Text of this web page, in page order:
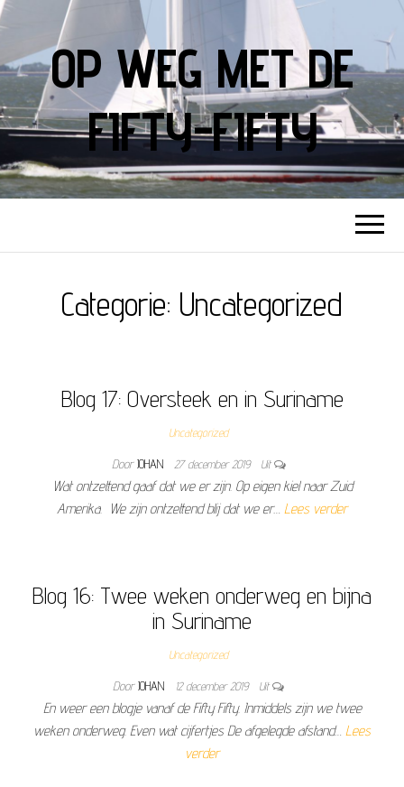
OP WEG MET DE
FIFTY-FIFTY
Categorie: Uncategorized
Blog 17: Oversteek en in Suriname
Uncategorized
Door JOHAN 27 december 2019 Uit
Wat ontzettend gaaf dat we er zijn. Op eigen kiel naar Zuid
Amerika. We zijn ontzettend blij dat we er… Lees verder
Blog 16: Twee weken onderweg en bijna
in Suriname
Uncategorized
Door JOHAN 12 december 2019 Uit
En weer een blogje vanaf de Fifty Fifty. Inmiddels zijn we twee
weken onderweg. Even wat cijfertjes De afgelegde afstand… Lees
verder